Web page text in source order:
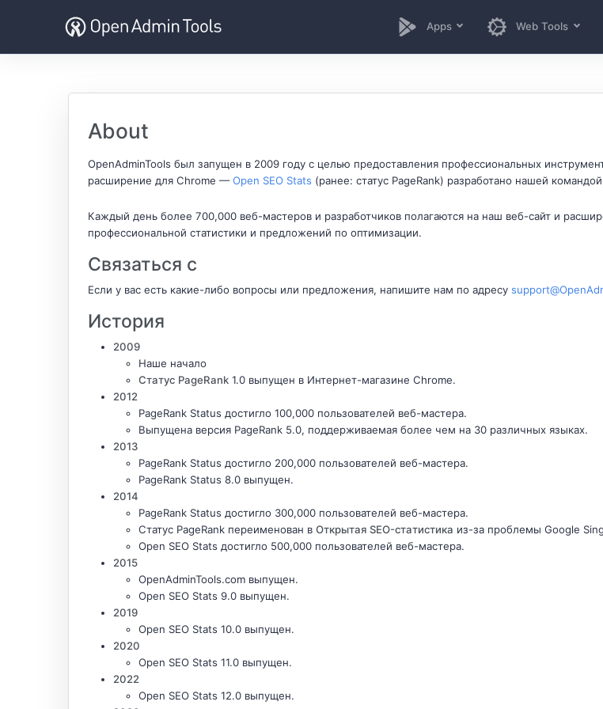
Apps Web Tools
About
OpenAdminTools был запущен в 2009 году с целью предоставления профессиональных
расширение для Chrome —Open SEO Stats (ранее: статус PageRank) разработано нашей
Каждый день более 700,000 веб-мастеров и разработчиков полагаются на наш веб-сайт и
профессиональной статистики и предложений по оптимизации.
Связаться с
Если у вас есть какие-либо вопросы или предложения, напишите нам по адресу
История
2009
Наше начало
Статус PageRank 1.0 выпущен в Интернет-магазине Chrome.
2012
PageRank Status достигло 100,000 пользователей веб-мастера.
Выпущена версия PageRank 5.0, поддерживаемая более чем на 30 различных языках.
2013
PageRank Status достигло 200,000 пользователей веб-мастера.
PageRank Status 8.0 выпущен.
2014
PageRank Status достигло 300,000 пользователей веб-мастера.
Статус PageRank переименован в Открытая SEO-статистика из-за проблемы Google
Open SEO Stats достигло 500,000 пользователей веб-мастера.
2015
OpenAdminTools.com выпущен.
Open SEO Stats 9.0 выпущен.
2019
Open SEO Stats 10.0 выпущен.
2020
Open SEO Stats 11.0 выпущен.
2022
Open SEO Stats 12.0 выпущен.